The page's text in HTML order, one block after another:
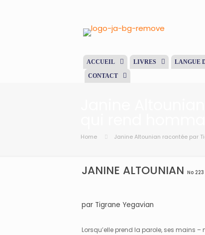
ACCUEIL LIVRES LANGUE
CONTACT
Home Janine Altounian racontée par
JANINE ALTOUNIAN No 223
par Tigrane Yegavian
Lorsqu’elle prend la parole, ses mains